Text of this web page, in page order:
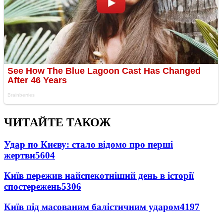
ЧИТАЙТЕ ТАКОЖ
Удар по Києву: стало відомо про перші
жертви5604
Київ пережив найспекотніший день в історії
спостережень5306
Київ під масованим балістичним ударом4197